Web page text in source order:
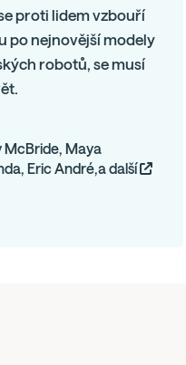
proti lidem vzbouří
po nejnovější modely
robotů, se musí
McBride, Maya
Eric André,a další